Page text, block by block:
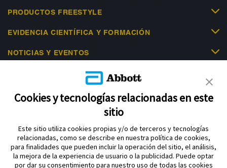
PRODUCTOS FREESTYLE
EVIDENCIA CIENTÍFICA Y FORMACIÓN
NOTICIAS Y EVENTOS
AYUDA
Cookies y tecnologías relacionadas en este
sitio
Este sitio utiliza cookies propias y/o de terceros y tecnologías
relacionadas, como se describe en nuestra política de cookies,
para finalidades que pueden incluir la operación del sitio, el análisis,
la mejora de la experiencia de usuario o la publicidad. Puede optar
por dar su consentimiento para nuestro uso de todas las cookies